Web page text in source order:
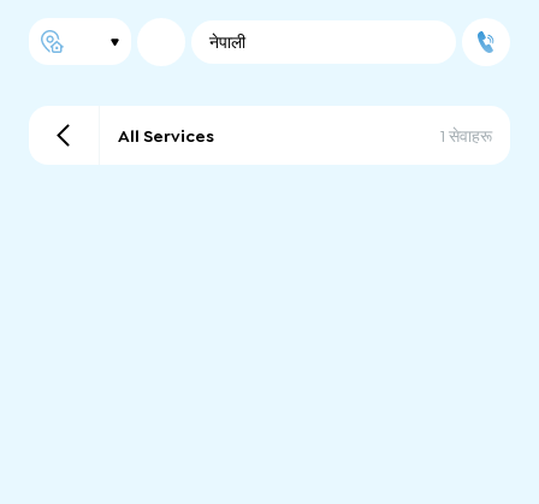
नेपाली
All Services 1 सेवाहरू